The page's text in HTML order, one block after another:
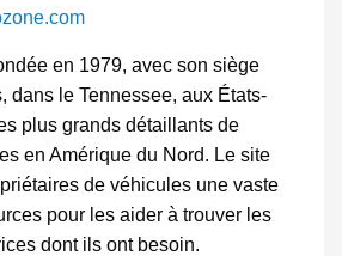
en 1979, avec son siège
dans le Tennessee, aux États-
plus grands détaillants de
en Amérique du Nord. Le site
de véhicules une vaste
pour les aider à trouver les
dont ils ont besoin.